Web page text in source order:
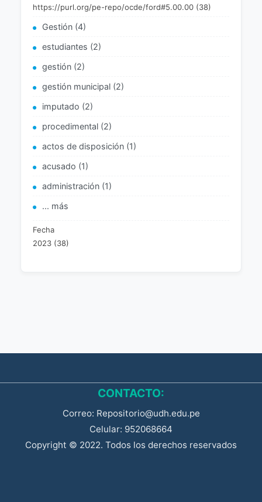
https://purl.org/pe-repo/ocde/ford#5.00.00 (38)
Gestión (4)
estudiantes (2)
gestión (2)
gestión municipal (2)
imputado (2)
procedimental (2)
actos de disposición (1)
acusado (1)
administración (1)
... más
Fecha
2023 (38)
CONTACTO:
Correo: Repositorio@udh.edu.pe
Celular: 952068664
Copyright © 2022. Todos los derechos reservados